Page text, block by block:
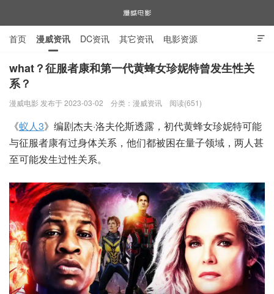
漫威电影

首页 漫威资讯 DC资讯 其它资讯 电影资源
电视剧资源 漫威图片
what？征服者康和第一代黄蜂女珍妮特曾发生性关
系？
漫威电影 发布于 2023-03-02 分类： 漫威资讯 阅读(651)
《蚁人3》编剧杰夫·洛夫伦斯透露，初代黄蜂女珍妮特可能
与征服者康有过身体关系，他们都被困在量子领域，两人甚
至可能发生过性关系。